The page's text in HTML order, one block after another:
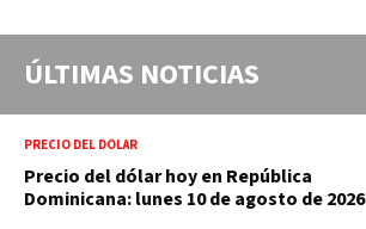
ÚLTIMAS NOTICIAS
PRECIO DEL DÓLAR
Precio del dólar hoy en República
Dominicana: lunes 10 de agosto de 2026